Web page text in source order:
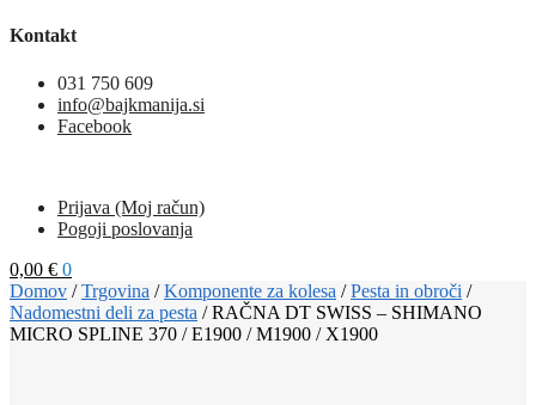
Kontakt
031 750 609
info@bajkmanija.si
Facebook
Prijava (Moj račun)
Pogoji poslovanja
0,00 € 0
Domov /Trgovina /Komponente za kolesa /Pesta in obroči /
Nadomestni deli za pesta /RAČNA DT SWISS – SHIMANO
MICRO SPLINE 370 / E1900 / M1900 / X1900